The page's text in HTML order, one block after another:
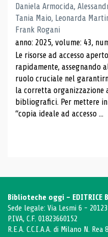
Daniela Armocida,
Tania Maio, Leonarda
Frank Rogani
anno: 2025, volume: 43,
Le risorse ad accesso
rapidamente, assegnando
ruolo cruciale nel
la corretta organizzazione
bibliografici. Per mettere
“copia ideale ad accesso ...
Biblioteche oggi - EDITRICE
Sede legale: Via Lesmi 6 -
P.IVA, C.F. 01823660152
R.E.A. C.C.I.A.A. di Milano N. Rea